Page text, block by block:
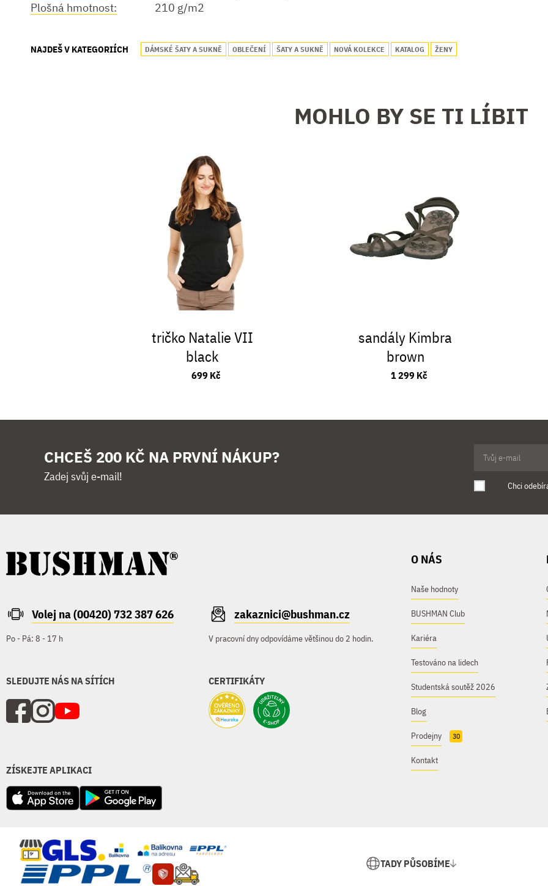
Plošná hmotnost:
210 g/m2
NAJDEŠ V KATEGORIÍCH DÁMSKÉ ŠATY A SUKNĚ OBLEČENÍ ŠATY A SUKNĚ NOVÁ KOLEKCE KATALOG ŽENY
MOHLO BY SE TI LÍBIT
tričko Natalie VII
black
699 Kč
sandály Kimbra
brown
1 299 Kč
CHCEŠ 200 KČ NA PRVNÍ NÁKUP?
Zadej svůj e-mail!
Chci
Volej na (00420) 732 387 626
Po - Pá: 8 - 17 h
zakaznici@bushman.cz
V pracovní dny odpovídáme většinou do 2 hodin.
SLEDUJTE NÁS NA SÍTÍCH CERTIFIKÁTY
ZÍSKEJTE APLIKACI
O NÁS
Naše hodnoty
BUSHMAN Club
Kariéra
Testováno na lidech
Studentská soutěž 2026
Blog
Prodejny 30
Kontakt
TADY PŮSOBÍME